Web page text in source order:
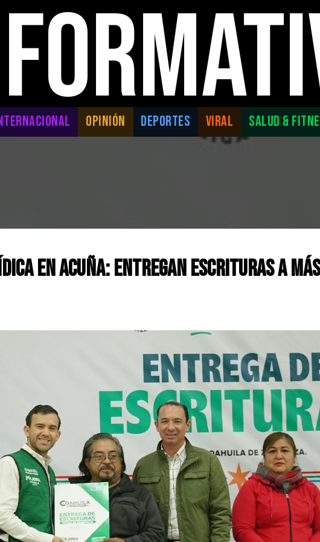
OPINIÓN DEPORTES VIRAL SALUD &
en Acuña: Entregan escrituras a